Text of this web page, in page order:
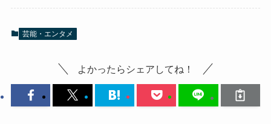
芸能・エンタメ
よかったらシェアしてね！